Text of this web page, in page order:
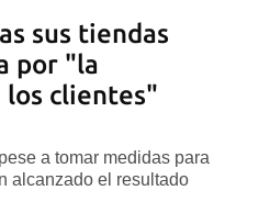
sus tiendas
por "la
los clientes"
a tomar medidas para
alcanzado el resultado